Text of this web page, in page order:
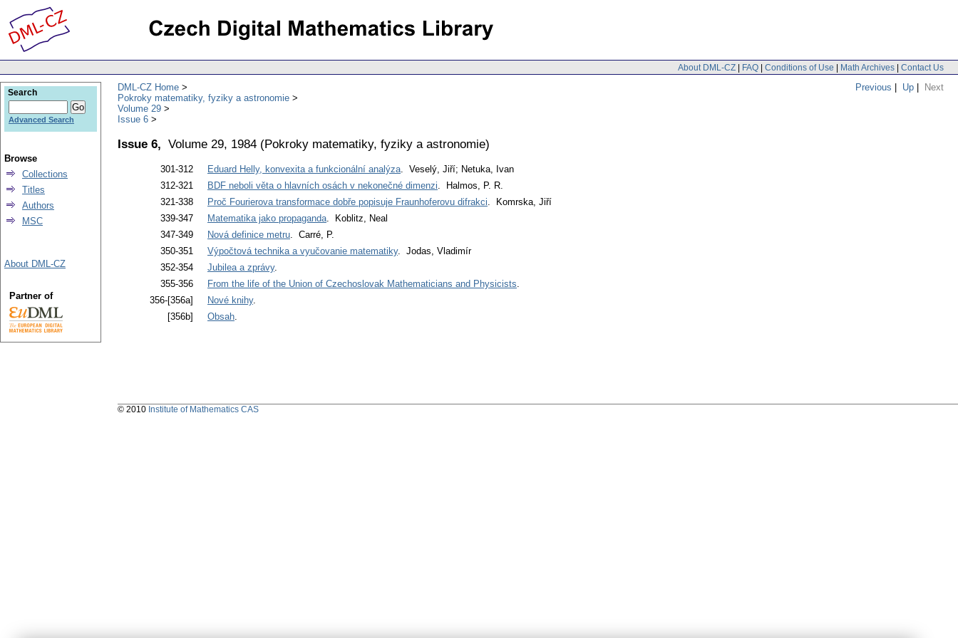
About DML-CZ | FAQ | Conditions of Use | Math Archives | Contact Us
Previous | Up | Next
DML-CZ Home
Pokroky matematiky, fyziky a astronomie
Volume 29
Issue 6
Issue 6, Volume 29, 1984 (Pokroky matematiky, fyziky a astronomie)
301-312 Eduard Helly, konvexita a funkcionální analýza. Veselý, Jiří; Netuka, Ivan
312-321
BDF neboli věta o hlavních osách v nekonečné dimenzi. Halmos, P. R.
321-338
Proč Fourierova transformace dobře popisuje Fraunhoferovu difrakci. Komrska, Jiří
339-347
Matematika jako propaganda. Koblitz, Neal
347-349
Nová definice metru. Carré, P.
350-351
Výpočtová technika a vyučovanie matematiky. Jodas, Vladimír
352-354
Jubilea a zprávy.
355-356
From the life of the Union of Czechoslovak Mathematicians and Physicists.
356-[356a]
Nové knihy.
[356b]
Obsah.
Search
Advanced Search
Browse
Collections
Titles
Authors
MSC
About DML-CZ
Partner of
© 2010 Institute of Mathematics CAS